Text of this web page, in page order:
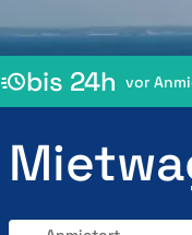
bis 24h vor